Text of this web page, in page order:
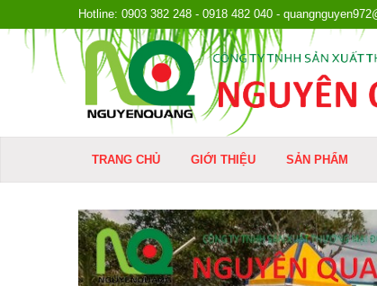
Hotline: 0903 382 248 - 0918 482 040 -
TRANG CHỦ GIỚI THIỆU SẢN PHẨM